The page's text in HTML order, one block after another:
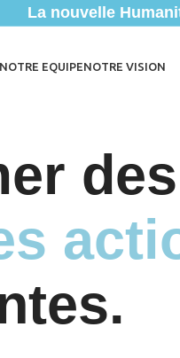
La nouvelle
NOTRE EQUIPENOTRE VISION